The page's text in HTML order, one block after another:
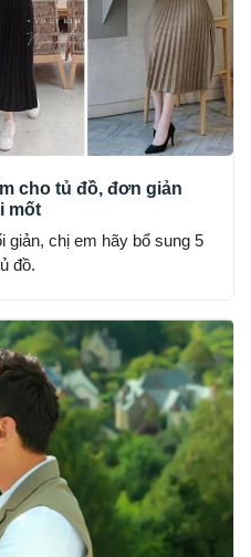
cho tủ đồ, đơn giản
mốt
giản, chị em hãy bổ sung 5
đồ.